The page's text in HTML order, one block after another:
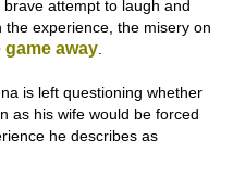
attempt to laugh and
the experience, the misery on
away
is left questioning whether
as his wife would be forced
he describes as